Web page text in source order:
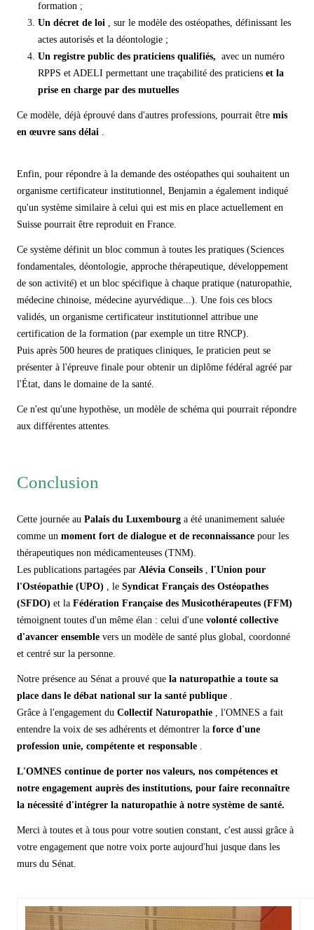
formation ;
Un décret de loi , sur le modèle des ostéopathes, définissant les
actes autorisés et la déontologie ;
Un registre public des praticiens qualifiés, avec un numéro
RPPS et ADELI permettant une traçabilité des praticiens et la
prise en charge par des mutuelles
Ce modèle, déjà éprouvé dans d'autres professions, pourrait être mis
en œuvre sans délai .
Enfin, pour répondre à la demande des ostéopathes qui souhaitent un
organisme certificateur institutionnel, Benjamin a également indiqué
qu'un système similaire à celui qui est mis en place actuellement en
Suisse pourrait être reproduit en France.
Ce système définit un bloc commun à toutes les pratiques (Sciences
fondamentales, déontologie, approche thérapeutique, développement
de son activité) et un bloc spécifique à chaque pratique (naturopathie,
médecine chinoise, médecine ayurvédique...). Une fois ces blocs
validés, un organisme certificateur institutionnel attribue une
certification de la formation (par exemple un titre RNCP).
Puis après 500 heures de pratiques cliniques, le praticien peut se
présenter à l'épreuve finale pour obtenir un diplôme fédéral agréé par
l'État, dans le domaine de la santé.
Ce n'est qu'une hypothèse, un modèle de schéma qui pourrait répondre
aux différentes attentes.
Conclusion
Cette journée au Palais du Luxembourg a été unanimement saluée
comme un moment fort de dialogue et de reconnaissance pour les
thérapeutiques non médicamenteuses (TNM).
Les publications partagées par Alévia Conseils , l'Union pour
l'Ostéopathie (UPO) , le Syndicat Français des Ostéopathes
(SFDO) et la Fédération Française des Musicothérapeutes (FFM)
témoignent toutes d'un même élan : celui d'une volonté collective
d'avancer ensemble vers un modèle de santé plus global, coordonné
et centré sur la personne.
Notre présence au Sénat a prouvé que la naturopathie a toute sa
place dans le débat national sur la santé publique .
Grâce à l'engagement du Collectif Naturopathie , l'OMNES a fait
entendre la voix de ses adhérents et démontrer la force d'une
profession unie, compétente et responsable .
L'OMNES continue de porter nos valeurs, nos compétences et
notre engagement auprès des institutions, pour faire reconnaître
la nécessité d'intégrer la naturopathie à notre système de santé.
Merci à toutes et à tous pour votre soutien constant, c'est aussi grâce à
votre engagement que notre voix porte aujourd'hui jusque dans les
murs du Sénat.